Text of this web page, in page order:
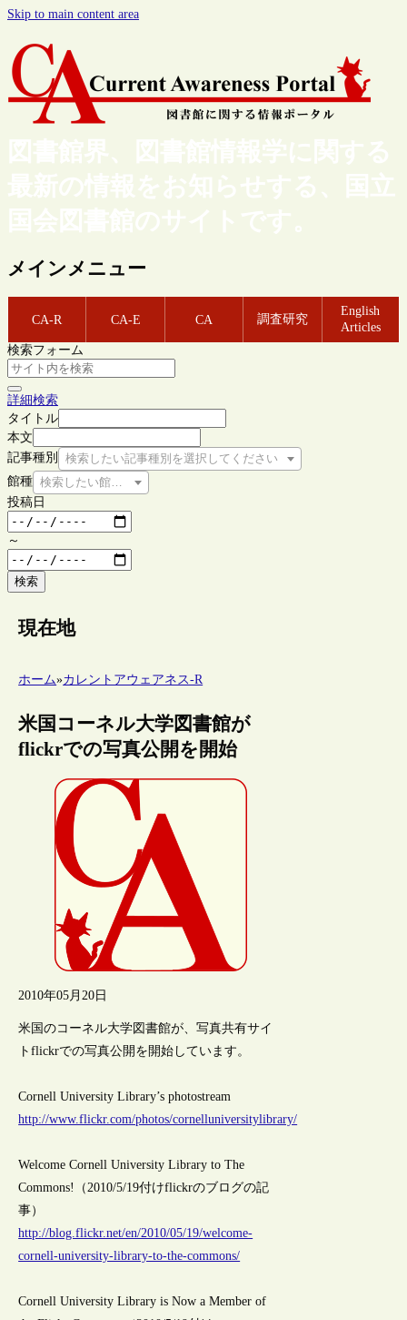
Skip to main content area
図書館界、図書館情報学に関する
最新の情報をお知らせする、国立
国会図書館のサイトです。
メインメニュー
CA-R CA-E CA 調査研究
English
Articles
検索フォーム
詳細検索
タイトル
本文
記事種別
検索したい記事種別を選択してください
館種 検索したい館種を選択してください
投稿日
～
検索
現在地
ホーム»カレントアウェアネス-R
米国コーネル大学図書館が
flickrでの写真公開を開始
2010年05月20日
米国のコーネル大学図書館が、写真共有サイ
トflickrでの写真公開を開始しています。
Cornell University Library’s photostream
http://www.flickr.com/photos/cornelluniversitylibrary/
Welcome Cornell University Library to The
Commons!（2010/5/19付けflickrのブログの記
事）
http://blog.flickr.net/en/2010/05/19/welcome-
cornell-university-library-to-the-commons/
Cornell University Library is Now a Member of